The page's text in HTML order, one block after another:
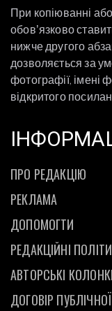
При копіюванні
обовʼязково
нижче другого
дозволяється за
фотографії, імені
відкритого
ПРО РЕДАКЦІЮ
РЕКЛАМА
ДОПОМОГТИ
РЕДАКЦІЙНІ
АВТОРСЬКІ
ДОГОВІР